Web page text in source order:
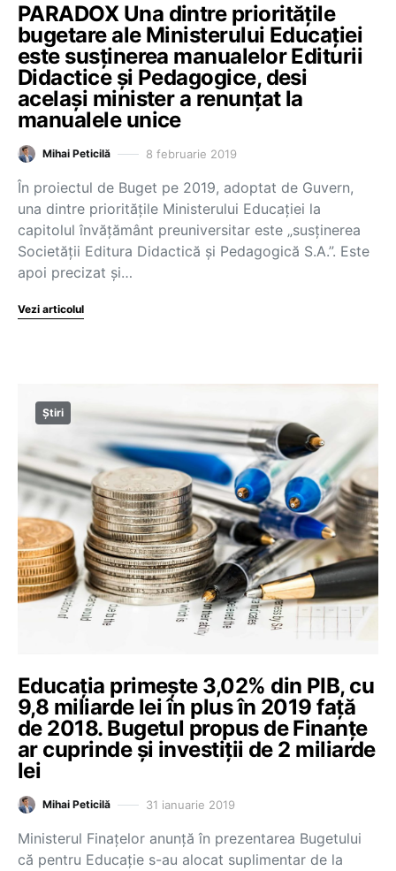
PARADOX Una dintre priorităţile
bugetare ale Ministerului Educaţiei
este susţinerea manualelor Editurii
Didactice şi Pedagogice, desi
acelaşi minister a renunţat la
manualele unice
Mihai Peticilă 8 februarie 2019
În proiectul de Buget pe 2019, adoptat de Guvern,
una dintre priorităţile Ministerului Educaţiei la
capitolul învăţământ preuniversitar este „susţinerea
Societăţii Editura Didactică şi Pedagogică S.A.”. Este
apoi precizat şi…
Vezi articolul
Știri
Educația primește 3,02% din PIB, cu
9,8 miliarde lei în plus în 2019 față
de 2018. Bugetul propus de Finanțe
ar cuprinde și investiții de 2 miliarde
lei
Mihai Peticilă 31 ianuarie 2019
Ministerul Finațelor anunță în prezentarea Bugetului
că pentru Educație s-au alocat suplimentar de la